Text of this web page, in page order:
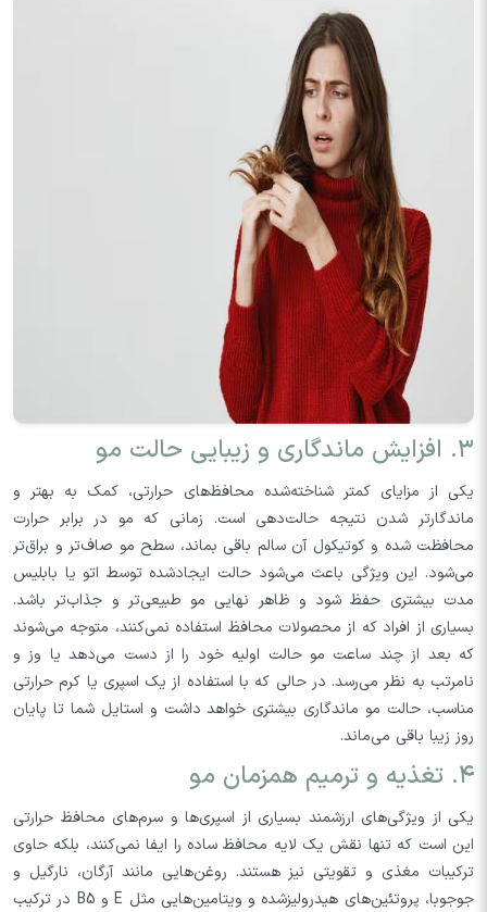
۳. افزایش ماندگاری و زیبایی حالت مو
یکی از مزایای کمتر شناخته‌شده محافظ‌های حرارتی، کمک به بهتر و
ماندگارتر شدن نتیجه حالت‌دهی است. زمانی که مو در برابر حرارت
محافظت شده و کوتیکول آن سالم باقی بماند، سطح مو صاف‌تر و براق‌تر
می‌شود. این ویژگی باعث می‌شود حالت ایجادشده توسط اتو یا بابلیس
مدت بیشتری حفظ شود و ظاهر نهایی مو طبیعی‌تر و جذاب‌تر باشد.
بسیاری از افراد که از محصولات محافظ استفاده نمی‌کنند، متوجه می‌شوند
که بعد از چند ساعت مو حالت اولیه خود را از دست می‌دهد یا وز و
نامرتب به نظر می‌رسد. در حالی که با استفاده از یک اسپری یا کرم حرارتی
مناسب، حالت مو ماندگاری بیشتری خواهد داشت و استایل شما تا پایان
روز زیبا باقی می‌ماند.
۴. تغذیه و ترمیم همزمان مو
یکی از ویژگی‌های ارزشمند بسیاری از اسپری‌ها و سرم‌های محافظ حرارتی
این است که تنها نقش یک لایه محافظ ساده را ایفا نمی‌کنند، بلکه حاوی
ترکیبات مغذی و تقویتی نیز هستند. روغن‌هایی مانند آرگان، نارگیل و
جوجوبا، پروتئین‌های هیدرولیزشده و ویتامین‌هایی مثل E و B5 در ترکیب